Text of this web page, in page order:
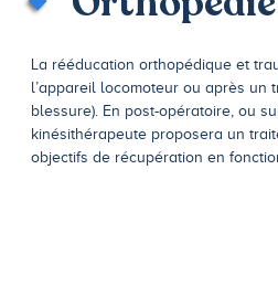
La rééducation orthopédique et
l’appareil locomoteur ou après un
blessure). En post-opératoire, ou
kinésithérapeute proposera un
objectifs de récupération en